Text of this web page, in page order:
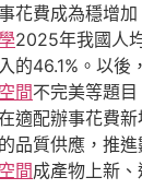
花費成為穩增加
2025年我國人
的46.1%。以後
間不完美等題
適配辦事花費
品質供應，推
間成產物上新